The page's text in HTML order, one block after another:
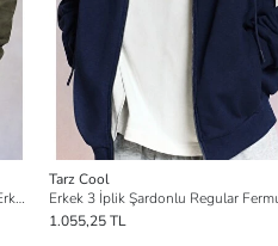
Keten Karışımlı 3 Düğmeli Hakim Yaka Erkek Gömlek Slim Kesim Yazlık
Tarz Cool
1.055,25 TL